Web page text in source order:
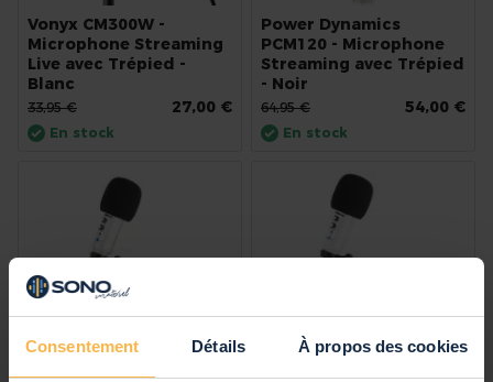
Consentement Détails À propos des cookies
Vonyx CM300W -
Microphone Streaming
Live avec Trépied -
Blanc
27,00 €
33,95 €
En stock
Power Dynamics
PCM120 - Microphone
Streaming avec Trépied
- Noir
54,00 €
64,95 €
En stock